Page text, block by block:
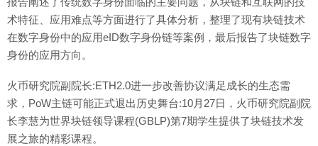
术特征、应用难点等方面进行了具体分析，整理了现有块链技术
在数字身份中的应用eID数字身份链等案例，最后报告了块链数字
身份的应用方向。
火币研究院副院长:ETH2.0进一步改善协议满足成长的生态需
求，PoW主链可能正式退出历史舞台:10月27日，火币研究院副院
长李慧为世界块链领导课程(GBLP)第7期学生提供了块链技术发
展之旅的精彩课程。